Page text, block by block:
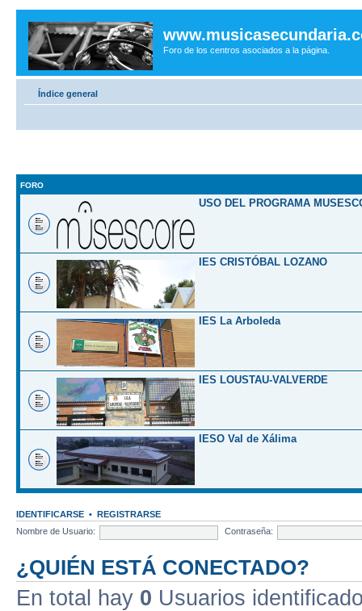
Foro de los centros asociados a la página.
Índice general
FORO
USO DEL PROGRAMA
IES CRISTÓBAL LOZANO
IES La Arboleda
IES LOUSTAU-VALVERDE
IESO Val de Xálima
IDENTIFICARSE • REGISTRARSE
Nombre de Usuario:
Contraseña:
¿QUIÉN ESTÁ CONECTADO?
En total hay 0 Usuarios